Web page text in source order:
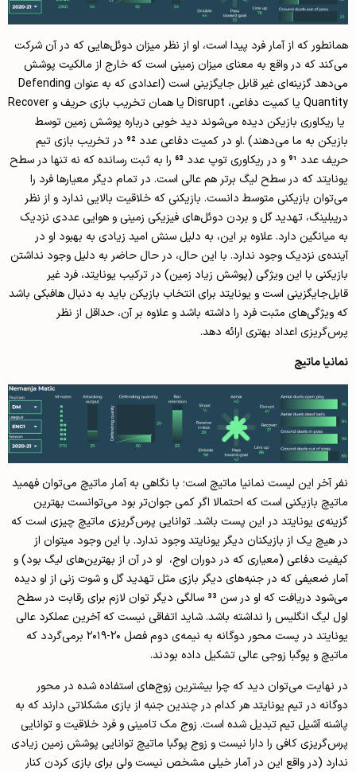
همانطور که از آمار فرد پیدا است، او از نظر میزان دوئل‌هایی که در آن شرکت
می‌کند که در واقع به معنای میزان زمینی است که خارج از مالکیت پوشش
می‌دهد گزینه‌ای غیر قابل جایگزینی‌ است (اعدادی که به عنوان Defending
Quantity یا کمیت دفاعی، Disrupt یا همان تخریب بازی حریف و Recover
یا ریکاوری بازیکن دیده می‌شوند دید خوبی درباره پوشش زمین توسط
بازیکن به ما می‌دهند) .او در کمیت دفاعی عدد 92 در تخریب بازی تیم
حریف عدد 91 و در ریکاوری توپ عدد 63 را به ثبت رسانده که نه تنها در سطح
یونایتد که در سطح لیگ برتر هم عالی ا‌ست. در تمام دیگر معیارها فرد را
می‌توان بازیکنی متوسط دانست. بازیکنی که خلاقیت بالایی ندارد و از نظر
دریبلینگ، تهدید گل و بردن دوئل‌های فیزیکی زمینی و هوایی عددی نزدیک
به میانگین دارد. علاوه بر این، به دلیل سنش امید زیادی به بهبود او در
آینده‌ی نزدیک وجود ندارد. با این حال، در حال حاضر به دلیل وجود نداشتن
بازیکنی با این ویژگی (پوشش زیاد زمین) در ترکیب یونایتد، فرد غیر
قابل‌جایگزینی ا‌ست و یونایتد برای انتخاب بازیکن باید به دنبال هافبکی باشد
که ویژگی‌های مثبت فرد را داشته باشد و علاوه بر آن، حداقل از نظر
پرس‌گریزی اعداد بهتری ارائه دهد.
نمانیا ماتیچ
نفر آخر این لیست نمانیا ماتیچ است؛ با نگاهی به آمار ماتیچ می‌توان فهمید
ماتیچ بازیکنی ا‌ست که احتمالا اگر کمی جوان‌تر بود می‌توانست بهترین
گزینه‌ی یونایتد در این پست باشد. توانایی پرس‌گریزی ماتیچ چیزی ا‌ست که
در هیچ یک از بازیکنان دیگر یونایتد وجود ندارد. با این وجود میتوان از
کیفیت دفاعی (معیاری که در دوران اوج، او در آن از بهترین‌های لیگ بود) و
آمار ضعیفی که در جنبه‌های دیگر بازی مثل تهدید گل و شوت زنی از او دیده
می‌شود دریافت که او در سن 33 سالگی دیگر توان لازم برای رقابت در سطح
اول لیگ انگلیس را نداشته باشد. شاید اتفاقی نیست که آخرین عملکرد عالی
یونایتد در پست محور دوگانه به نیمه‌ی دوم فصل ۲۰-۲۰۱۹ برمی‌گردد که
ماتیچ و پوگبا زوجی عالی تشکیل داده بودند.
در نهایت می‌توان دید که چرا بیشترین زوج‌های استفاده شده در محور
دوگانه در تیم یونایتد هر کدام در چندین جنبه از بازی مشکلاتی دارند که به
پاشنه آشیل تیم تبدیل شده‌ است. زوج مک تامینی و فرد خلاقیت و توانایی
پرس‌گریزی کافی را دارا نیست و زوج پوگبا ماتیچ توانایی پوشش زمین زیادی
ندارد (در واقع این در آمار خیلی مشخص نیست ولی برای بازی کردن کنار